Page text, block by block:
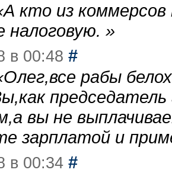
А кто из
»
в 00:48 #
Олег,все рабы
вы не
зарплатой и
в 00:34 #